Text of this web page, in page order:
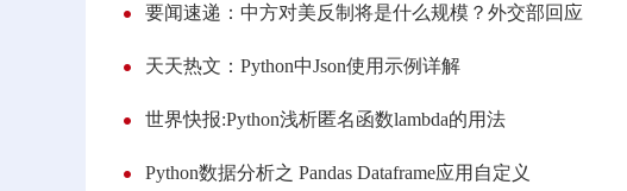
要闻速递：中方对美反制将是什么规模？外交部回应
天天热文：Python中Json使用示例详解
世界快报:Python浅析匿名函数lambda的用法
Python数据分析之 Pandas Dataframe应用自定义